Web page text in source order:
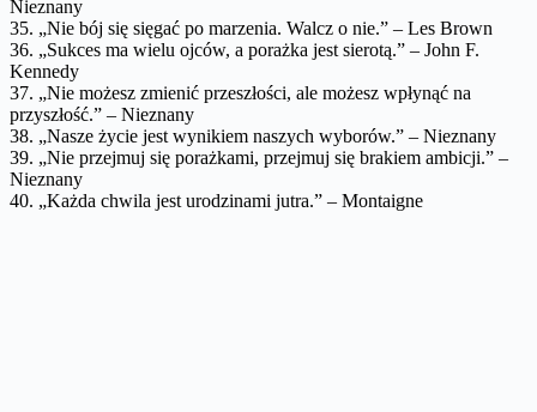
Nieznany
35. „Nie bój się sięgać po marzenia. Walcz o nie.” – Les Brown
36. „Sukces ma wielu ojców, a porażka jest sierotą.” – John F.
Kennedy
37. „Nie możesz zmienić przeszłości, ale możesz wpłynąć na
przyszłość.” – Nieznany
38. „Nasze życie jest wynikiem naszych wyborów.” – Nieznany
39. „Nie przejmuj się porażkami, przejmuj się brakiem ambicji.” –
Nieznany
40. „Każda chwila jest urodzinami jutra.” – Montaigne